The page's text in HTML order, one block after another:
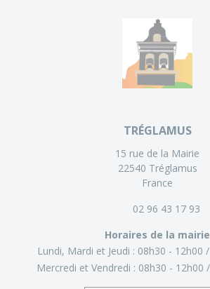
TRÉGLAMUS
15 rue de la Mairie
22540 Tréglamus
France
02 96 43 17 93
Horaires de la mairie
Lundi, Mardi et Jeudi : 08h30 - 12h00
Mercredi et Vendredi : 08h30 - 12h00